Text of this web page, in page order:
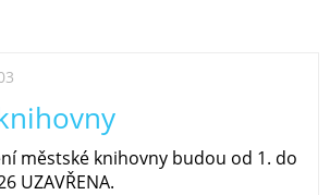
městské knihovny budou od 1. do
UZAVŘENA.